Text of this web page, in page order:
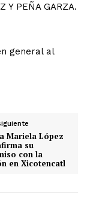
PEÑA GARZA.
general al
Mariela López
su
con la
en Xicotencatl